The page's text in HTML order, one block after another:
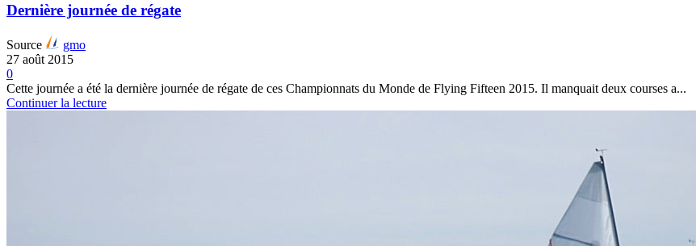
Dernière journée de régate
Source
gmo
27 août 2015
0
Cette journée a été la dernière journée de régate de ces Championnats du Monde de Flying Fifteen 2015. Il manquait deux courses a...
Continuer la lecture